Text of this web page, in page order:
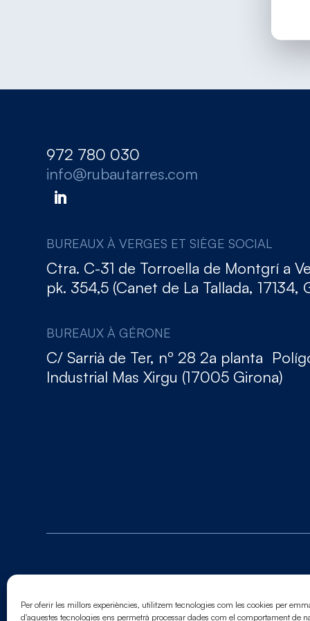
Per oferir les millors experiències, utilitzem tecnologies com les cookies per
d'aquestes tecnologies ens permetrà processar dades com el comportament de
972 780 030
info@rubautarres.com
BUREAUX À VERGES ET SIÈGE SOCIAL
Ctra. C-31 de Torroella de Montgrí a
pk. 354,5 (Canet de La Tallada, 17134,
BUREAUX À GÉRONE
C/ Sarrià de Ter, nº 28 2a planta
Industrial Mas Xirgu (17005 Girona)
Mentions légales. Politique de cookies.